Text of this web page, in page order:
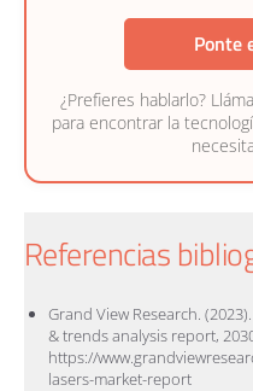
Ponte
¿Prefieres hablarlo?
para encontrar la
Referencias
Grand View Research.
& trends analysis report,
https://
lasers-market-report